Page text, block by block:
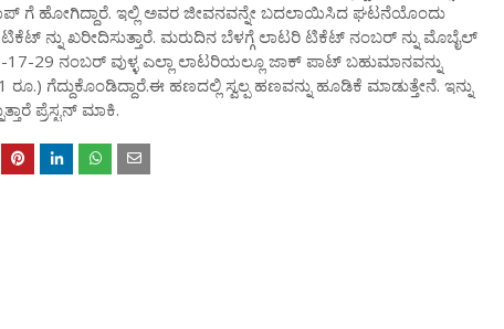
ಗೆ ಹೋಗಿದ್ದಾರೆ‌. ಇಲ್ಲಿ ಅವರ ಜೀವನವನ್ನೇ ಬದಲಾಯಿಸಿದ ಘಟನೆಯೊಂದು
ನ್ನು ಖರೀದಿಸುತ್ತಾರೆ. ಮರುದಿನ ಬೆಳಗ್ಗೆ ಲಾಟರಿ ಟಿಕೆಟ್‌ ನಂಬರ್‌ ನ್ನು ಮೊಬೈಲ್‌
29 ನಂಬರ್‌ ವುಳ್ಳ ಎಲ್ಲಾ ಲಾಟರಿಯಲ್ಲೂ ಜಾಕ್‌ ಪಾಟ್‌ ಬಹುಮಾನವನ್ನು
ಗೆದ್ದುಕೊಂಡಿದ್ದಾರೆ.ಈ ಹಣದಲ್ಲಿ ಸ್ವಲ್ಪ ಹಣವನ್ನು ಹೂಡಿಕೆ ಮಾಡುತ್ತೇನೆ. ಇನ್ನು
ಪ್ರೆಸ್ಟನ್ ಮಾಕಿ.